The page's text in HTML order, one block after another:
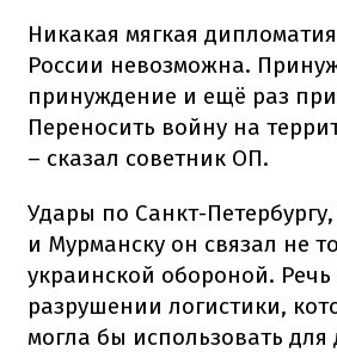
Никакая мягкая
России невозможна.
принуждение и ещё раз
Переносить войну на
– сказал советник ОП.
Удары по Санкт-
и Мурманску он связал не
украинской обороной. Речь
разрушении логистики,
могла бы использовать